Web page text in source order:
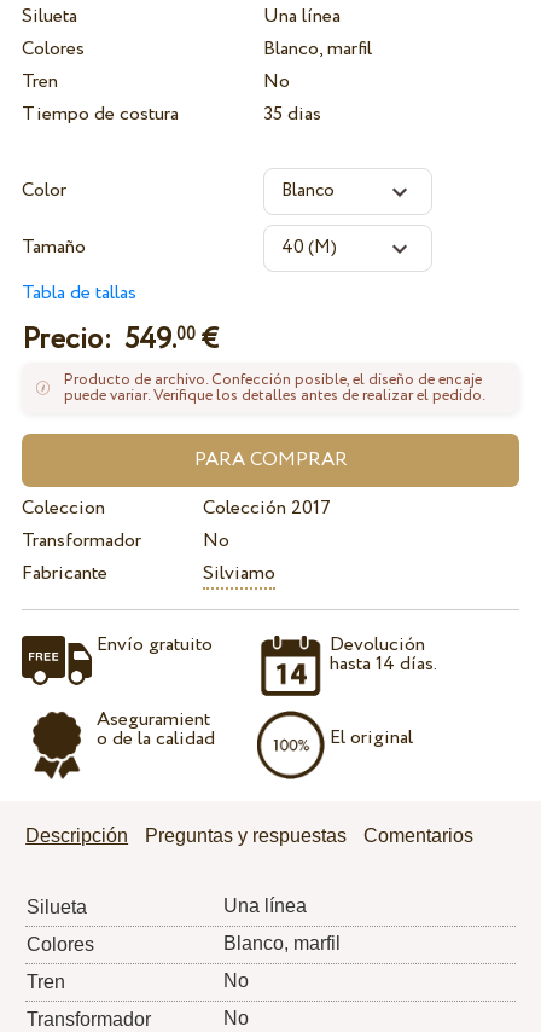
Silueta
Una línea
Colores
Blanco, marfil
Tren
No
Tiempo de costura
35 dias
Color
Tamaño
Tabla de tallas
Precio: 549.00€
Producto de archivo. Confección posible, el diseño de encaje
puede variar. Verifique los detalles antes de realizar el pedido.
Coleccion
Colección 2017
Transformador
No
Fabricante
Silviamo
Envío gratuito
Aseguramient
o de la calidad
Devolución
hasta 14 días.
El original
Descripción Preguntas y respuestas Comentarios
Silueta
Una línea
Colores
Blanco, marfil
Tren
No
Transformador
No